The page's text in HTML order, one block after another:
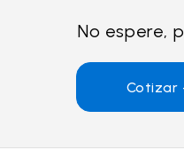
No espere,
Cotizar